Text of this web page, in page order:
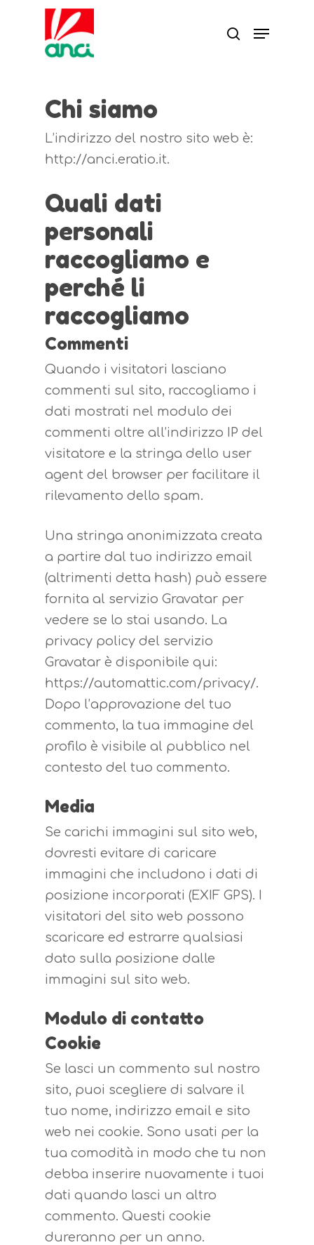
Premi Invio per cercare ed Esc per
uscire
Chi siamo
L’indirizzo del nostro sito web è:
http://anci.eratio.it.
Quali dati
personali
raccogliamo e
perché li
raccogliamo
Commenti
Quando i visitatori lasciano
commenti sul sito, raccogliamo i
dati mostrati nel modulo dei
commenti oltre all’indirizzo IP del
visitatore e la stringa dello user
agent del browser per facilitare il
rilevamento dello spam.
Una stringa anonimizzata creata
a partire dal tuo indirizzo email
(altrimenti detta hash) può essere
fornita al servizio Gravatar per
vedere se lo stai usando. La
privacy policy del servizio
Gravatar è disponibile qui:
https://automattic.com/privacy/.
Dopo l’approvazione del tuo
commento, la tua immagine del
profilo è visibile al pubblico nel
contesto del tuo commento.
Media
Se carichi immagini sul sito web,
dovresti evitare di caricare
immagini che includono i dati di
posizione incorporati (EXIF GPS). I
visitatori del sito web possono
scaricare ed estrarre qualsiasi
dato sulla posizione dalle
immagini sul sito web.
Modulo di contatto
Cookie
Se lasci un commento sul nostro
sito, puoi scegliere di salvare il
tuo nome, indirizzo email e sito
web nei cookie. Sono usati per la
tua comodità in modo che tu non
debba inserire nuovamente i tuoi
dati quando lasci un altro
commento. Questi cookie
dureranno per un anno.